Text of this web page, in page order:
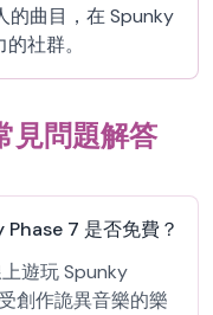
的曲目，在 Spunky
社群。
見問題解答
7 是否免費？
遊玩 Spunky
創作詭異音樂的樂